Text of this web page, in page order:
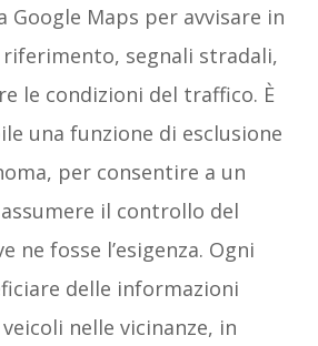
Google Maps per avvisare in
segnali stradali,
le condizioni del traffico. È
una funzione di esclusione
per consentire a un
il controllo del
ne fosse l’esigenza. Ogni
delle informazioni
nelle vicinanze, in